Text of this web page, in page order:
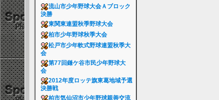
流山市少年野球大会Ａブロック
決勝
東関東連盟秋季野球大会
柏市少年野球秋季大会
松戸市少年軟式野球連盟秋季大
会
第77回鎌ケ谷市民少年野球大
会
2012年度ロッテ旗東葛地域予選
決勝戦
柏市気仙沼市少年野球親善交流